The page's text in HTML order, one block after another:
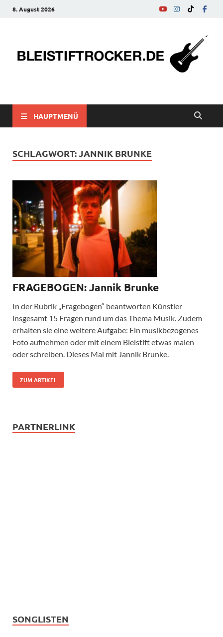
8. August 2026
bleistiftrocker.de
HAUPTMENÜ
SCHLAGWORT:JANNIK BRUNKE
FRAGEBOGEN: Jannik Brunke
In der Rubrik „Fragebogen“ beantworten Künstler
insgesamt 15 Fragen rund um das Thema Musik. Zudem
erhalten sie eine weitere Aufgabe: Ein musikbezogenes
Foto aufnehmen oder mit einem Bleistift etwas malen
oder schreiben. Dieses Mal mit Jannik Brunke.
ZUM ARTIKEL
PARTNERLINK
SONGLISTEN